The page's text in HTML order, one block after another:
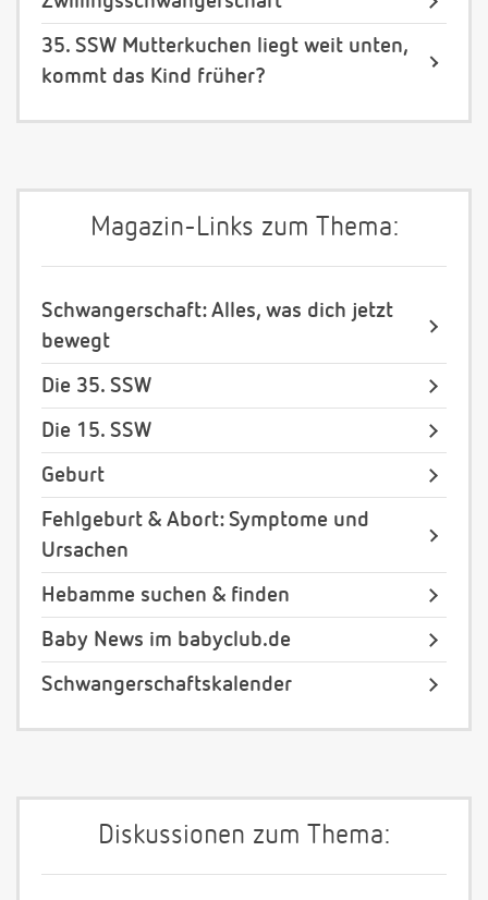
35. SSW Mutterkuchen liegt weit unten,
kommt das Kind früher?
Magazin-Links zum Thema:
Schwangerschaft: Alles, was dich jetzt
bewegt
Die 35. SSW
Die 15. SSW
Geburt
Fehlgeburt & Abort: Symptome und
Ursachen
Hebamme suchen & finden
Baby News im babyclub.de
Schwangerschaftskalender
Diskussionen zum Thema: